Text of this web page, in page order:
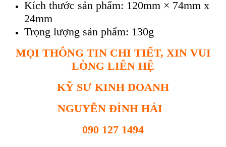
Kích thước sản phẩm: 120mm × 74mm x
24mm
Trọng lượng sản phẩm: 130g
MỌI THÔNG TIN CHI TIẾT, XIN VUI
LÒNG LIÊN HỆ
KỸ SƯ KINH DOANH
NGUYỄN ĐÌNH HẢI
090 127 1494